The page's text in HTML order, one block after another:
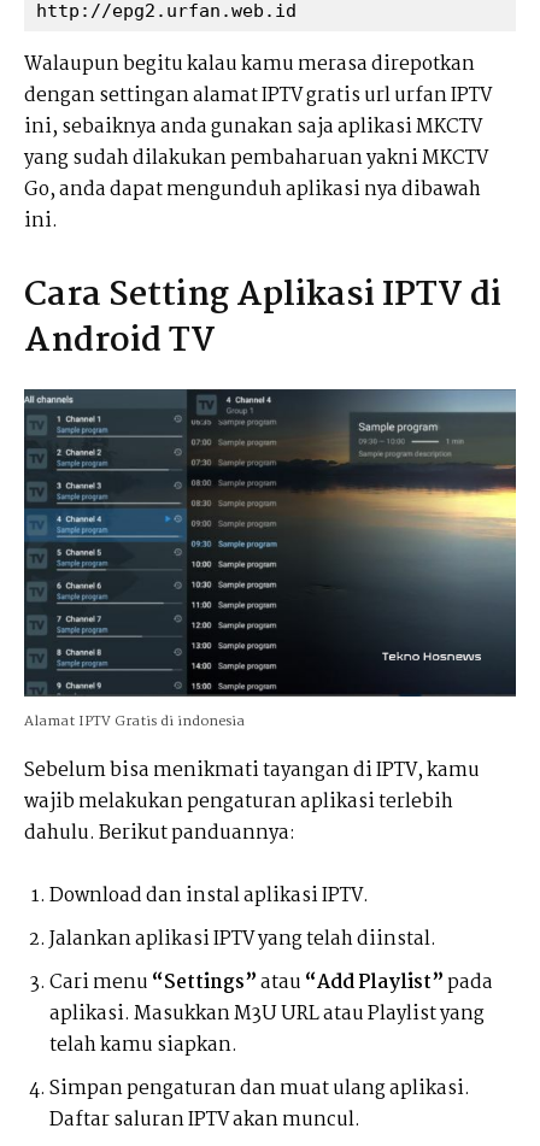
http://epg2.urfan.web.id
Walaupun begitu kalau kamu merasa direpotkan
dengan settingan alamat IPTV gratis url urfan IPTV
ini, sebaiknya anda gunakan saja aplikasi MKCTV
yang sudah dilakukan pembaharuan yakni MKCTV
Go, anda dapat mengunduh aplikasi nya dibawah
ini.
Cara Setting Aplikasi IPTV di
Android TV
Alamat IPTV Gratis di indonesia
Sebelum bisa menikmati tayangan di IPTV, kamu
wajib melakukan pengaturan aplikasi terlebih
dahulu. Berikut panduannya:
Download dan instal aplikasi IPTV.
Jalankan aplikasi IPTV yang telah diinstal.
Cari menu “Settings”atau “Add Playlist”pada
aplikasi. Masukkan M3U URL atau Playlist yang
telah kamu siapkan.
Simpan pengaturan dan muat ulang aplikasi.
Daftar saluran IPTV akan muncul.